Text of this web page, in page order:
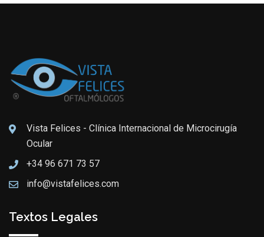
Vista Felices - Clínica Internacional de Microcirugía
Ocular
+34 96 671 73 57
info@vistafelices.com
Textos Legales